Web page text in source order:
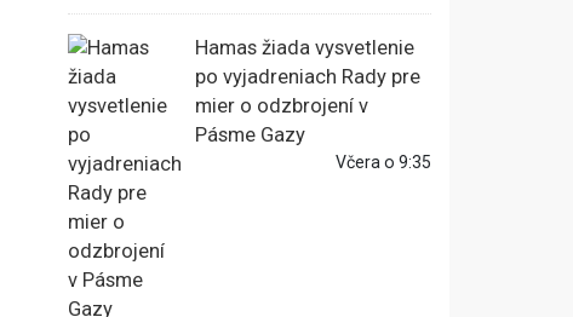
Hamas žiada vysvetlenie
po vyjadreniach Rady pre
mier o odzbrojení v
Pásme Gazy
Včera o 9:35